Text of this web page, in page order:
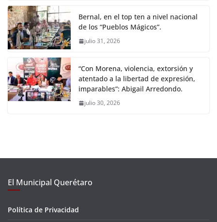
Bernal, en el top ten a nivel nacional
de los “Pueblos Mágicos”.
julio 31, 2026
“Con Morena, violencia, extorsión y
atentado a la libertad de expresión,
imparables”: Abigail Arredondo.
julio 30, 2026
El Municipal Querétaro
Política de Privacidad